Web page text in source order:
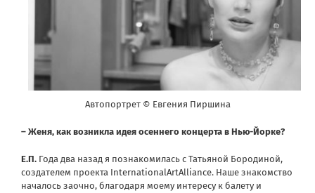
Автопортрет © Евгения Пиршина
– Женя, как возникла идея осеннего концерта в Нью-Йорке?
Е.П. Года два назад я познакомилась с Татьяной Бородиной,
создателем проекта InternationalArtAlliance. Наше знакомство
началось заочно, благодаря моему интересу к балету и